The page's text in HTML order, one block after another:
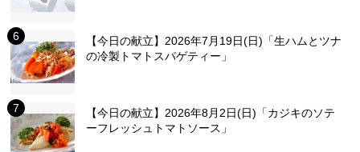
【今日の献立】2026年7月19日(日)「生ハムとツナ
の冷製トマトスパゲティー」
【今日の献立】2026年8月2日(日)「カジキのソテ
ーフレッシュトマトソース」